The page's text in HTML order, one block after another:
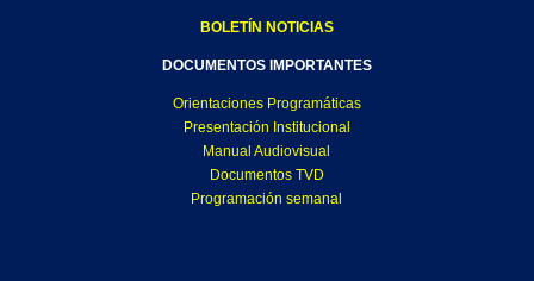
BOLETÍN NOTICIAS
DOCUMENTOS IMPORTANTES
Orientaciones Programáticas
Presentación Institucional
Manual Audiovisual
Documentos TVD
Programación semanal